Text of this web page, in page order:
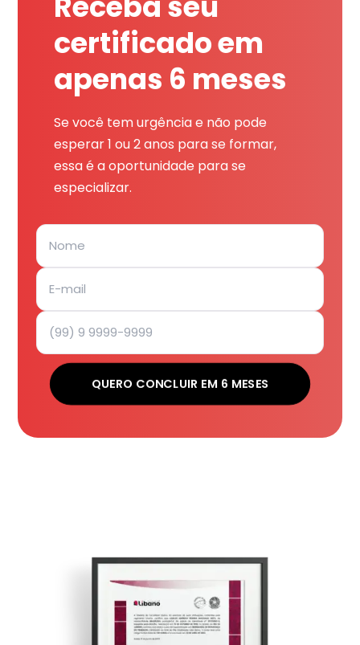
certificado em
apenas 6 meses
Se você tem urgência e não pode
esperar 1 ou 2 anos para se formar,
essa é a oportunidade para se
especializar.
QUERO CONCLUIR EM 6 MESES